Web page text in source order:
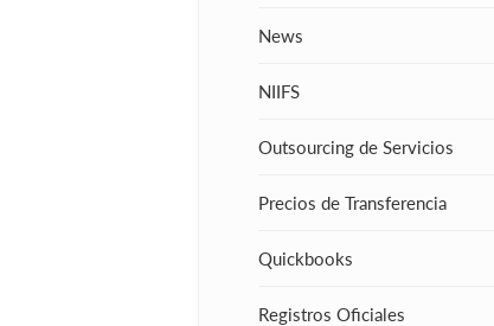
News
NIIFS
Outsourcing de Servicios
Precios de Transferencia
Quickbooks
Registros Oficiales